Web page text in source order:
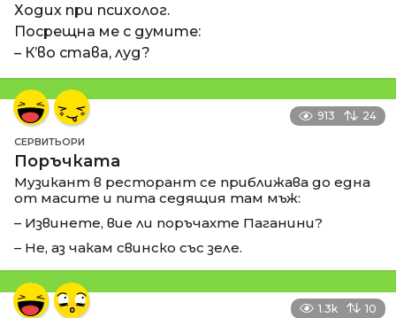
Ходих при психолог.
Посрещна ме с думите:
– К’во става, луд?
913 24
СЕРВИТЬОРИ
Поръчката
Музикант в ресторант се приближава до една
от масите и пита седящия там мъж:
– Извинете, вие ли поръчахте Паганини?
– Не, аз чакам свинско със зеле.
1.3k 10